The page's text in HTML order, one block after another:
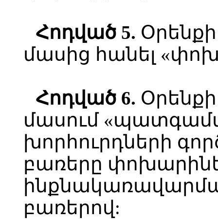
Հոդված 5.
մասից հանել
Հոդված 6.
մասում
խորհուրդների
բառերը
բառերով: